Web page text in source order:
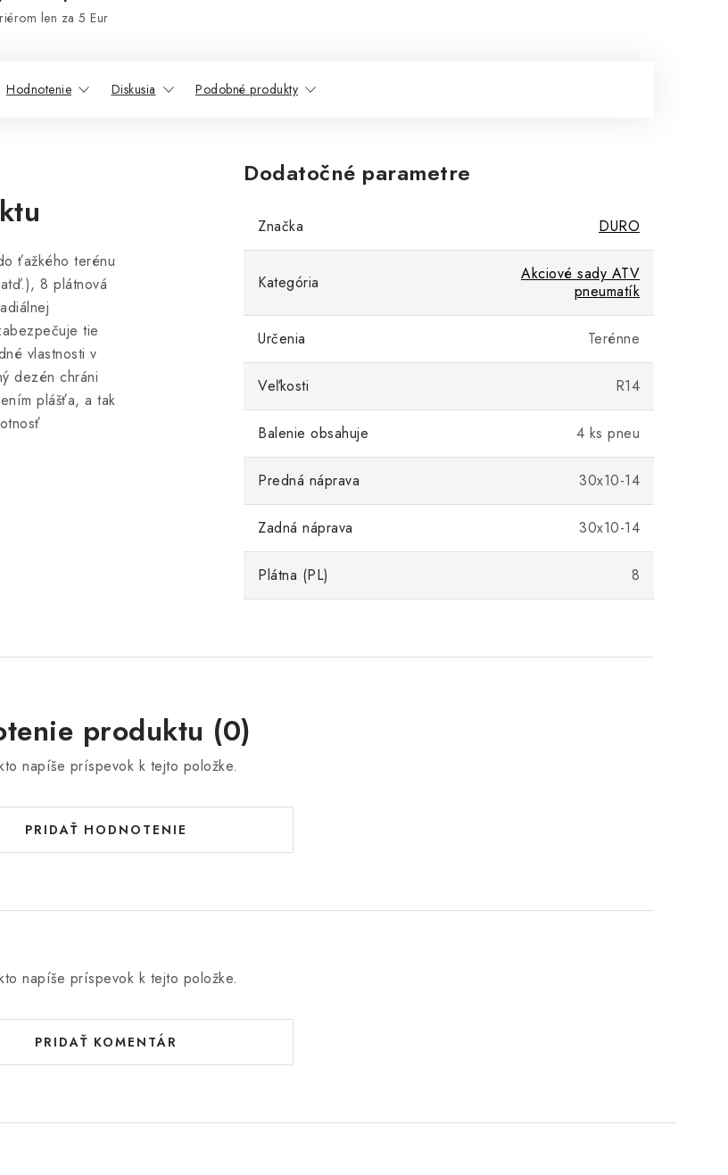
len za 5 Eur
Hodnotenie Diskusia Podobné produkty
ťažkého terénu
8 plátnová
tie
vlastnosti v
dezén chráni
plášťa, a tak
Dodatočné parametre
Značka DURO
Kategória
Akciové sady ATV
pneumatík
Určenia Terénne
Veľkosti R14
Balenie obsahuje 4 ks pneu
Predná náprava 30x10-14
Zadná náprava 30x10-14
Plátna (PL) 8
produktu (0)
napíše príspevok k tejto položke.
PRIDAŤ HODNOTENIE
napíše príspevok k tejto položke.
PRIDAŤ KOMENTÁR